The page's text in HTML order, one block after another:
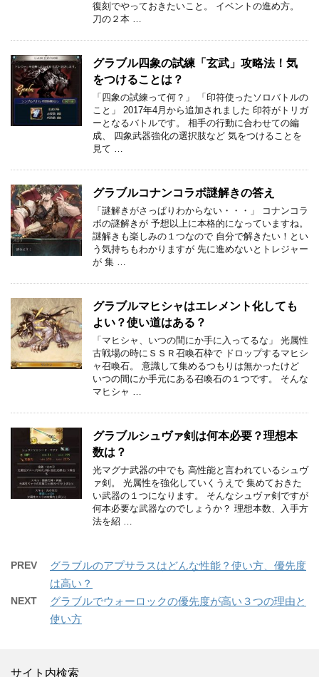
復刻でやっておきたいこと。 イベントの進め方。
刀の２本 …
グラブル四象の試練「玄武」攻略法！気
をつけることは？
「四象の試練って何？」 「印符使ったソロバトルの
こと」 2017年4月から追加されました 印符がトリガ
ーとなるバトルです。 相手の行動に合わせての編
成、 四象武器強化の選択肢など 気をつけることを
見て …
グラブルコナンコラボ謎解きの答え
「謎解きがさっぱりわからない・・・」 コナンコラ
ボの謎解きが 予想以上に本格的になっていますね。
謎解きも楽しみの１つなので 自分で解きたい！とい
う気持ちもわかりますが 先に進めないとトレジャー
が 集 …
グラブルマヒシャはエレメント化しても
よい？使い道はある？
「マヒシャ、いつの間にか手に入ってるな」 光属性
古戦場の時にＳＳＲ召喚石枠で ドロップするマヒシ
ャ召喚石。 意識して集めるつもりは無かったけど
いつの間にか手元にある召喚石の１つです。 そんな
マヒシャ …
グラブルシュヴァ剣は何本必要？理想本
数は？
光マグナ武器の中でも 高性能と言われているシュヴ
ァ剣。 光属性を強化していくうえで 集めておきた
い武器の１つになります。 そんなシュヴァ剣ですが
何本必要な武器なのでしょうか？ 理想本数、入手方
法を紹 …
PREV
グラブルのアプサラスはどんな性能？使い方、優先度
は高い？
NEXT
グラブルでウォーロックの優先度が高い３つの理由と
使い方
サイト内検索